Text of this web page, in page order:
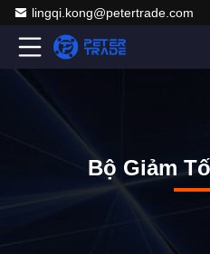
lingqi.kong@petertrade.com
Bộ Giảm